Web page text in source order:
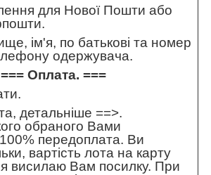
для Нової Пошти або
ім'я, по батькові та номер
одержувача.
=== Оплата. ===
детальніше ==>.
обраного Вами
100% передоплата. Ви
вартість лота на карту
висилаю Вам посилку. При